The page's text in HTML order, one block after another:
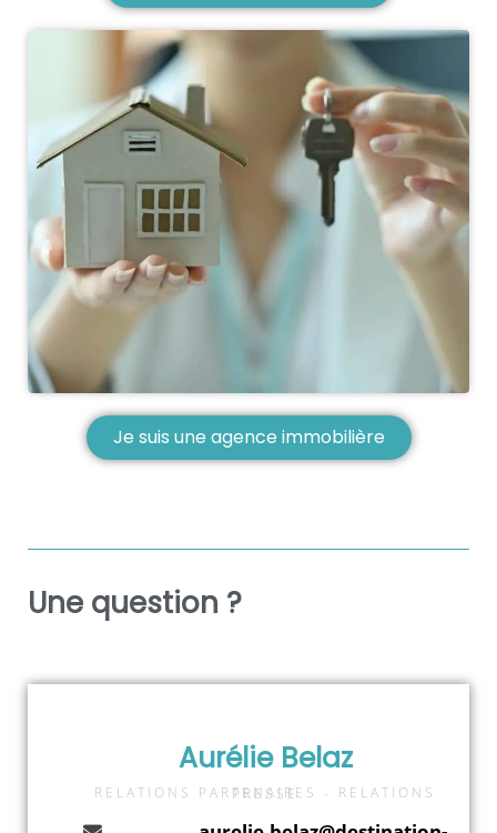
Je suis une agence immobilière
Une question ?
Aurélie Belaz
RELATIONS PARTENAIRES - RELATIONS PRESSE